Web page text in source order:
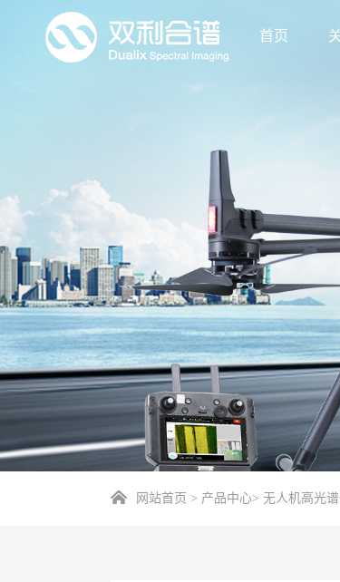
首页
网站首页 > 产品中心> 无人机高光谱